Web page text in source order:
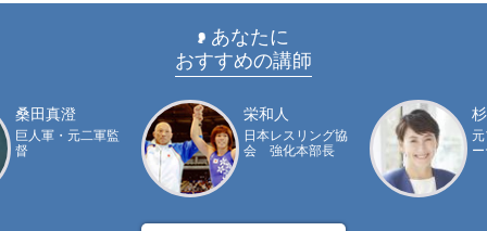
あなたに
おすすめの講師
桑田真澄
巨人軍・元二軍監
督
栄和人
日本レスリング協
会 強化本部長